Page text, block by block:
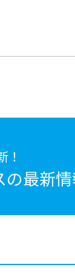
！
の最新